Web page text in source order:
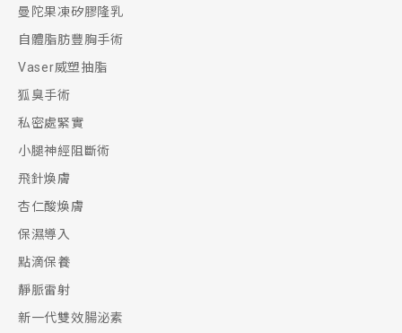
曼陀果凍矽膠隆乳
自體脂肪豐胸手術
Vaser威塑抽脂
狐臭手術
私密處緊實
小腿神經阻斷術
飛針煥膚
杏仁酸煥膚
保濕導入
點滴保養
靜脈雷射
新一代雙效腸泌素